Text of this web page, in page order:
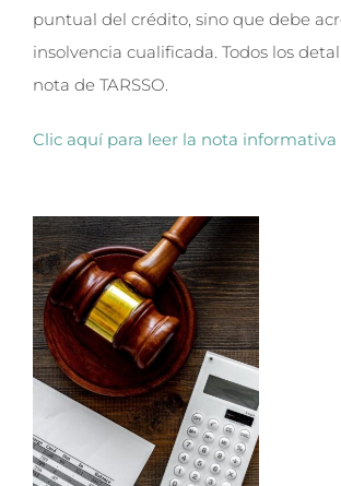
puntual del crédito, sino que debe
insolvencia cualificada. Todos los
nota de TARSSO.
Clic aquí para leer la nota informativa